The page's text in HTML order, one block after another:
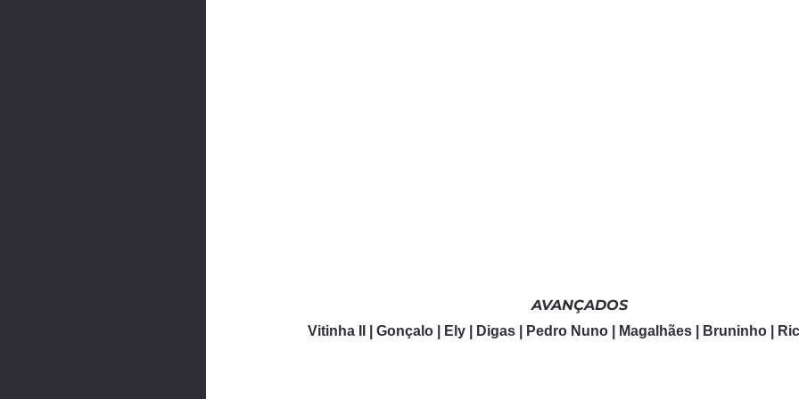
AVANÇADOS
Vitinha II | Gonçalo | Ely | Digas | Pedro Nuno | Magalhães | Bruninho |